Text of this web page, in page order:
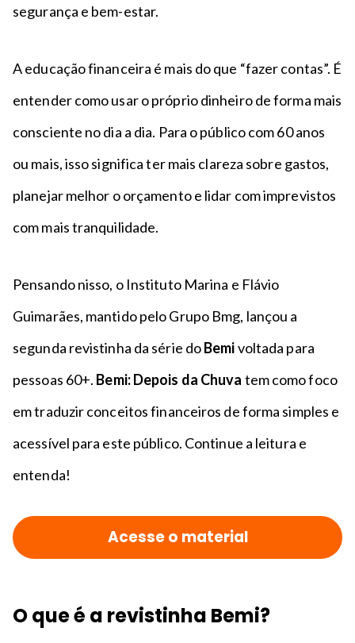
segurança e bem-estar.
A educação financeira é mais do que “fazer contas”. É
entender como usar o próprio dinheiro de forma mais
consciente no dia a dia. Para o público com 60 anos
ou mais, isso significa ter mais clareza sobre gastos,
planejar melhor o orçamento e lidar com imprevistos
com mais tranquilidade.
Pensando nisso, o Instituto Marina e Flávio
Guimarães, mantido pelo Grupo Bmg, lançou a
segunda revistinha da série doBemivoltada para
pessoas 60+. Bemi: Depois da Chuva tem como foco
em traduzir conceitos financeiros de forma simples e
acessível para este público. Continue a leitura e
entenda!
Acesse o material
O que é a revistinha Bemi?